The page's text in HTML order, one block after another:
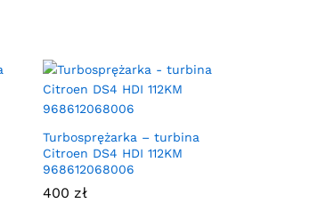
Turbosprężarka – turbina
Citroen DS4 HDI 112KM
968612068006
400 zł